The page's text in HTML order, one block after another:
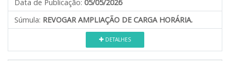
Data de Publicação: 05/05/2026
Súmula: REVOGAR AMPLIAÇÃO DE CARGA HORÁRIA.
DETALHES